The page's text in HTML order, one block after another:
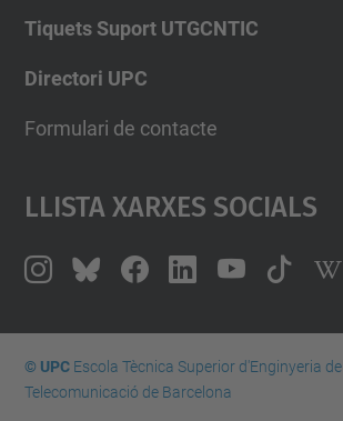
Tiquets Suport UTGCNTIC
Directori UPC
Formulari de contacte
Llista Xarxes Socials
© UPCEscola Tècnica Superior d'Enginyeria de
Telecomunicació de Barcelona